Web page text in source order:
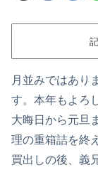
月並みではあり
す。本年もよろ
大晦日から元旦
理の重箱詰を終
買出しの後、義